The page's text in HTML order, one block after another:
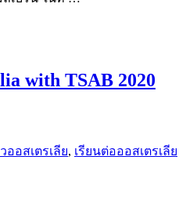
with TSAB 2020
ออสเตรเลีย, เรียนต่อออสเตรเลีย